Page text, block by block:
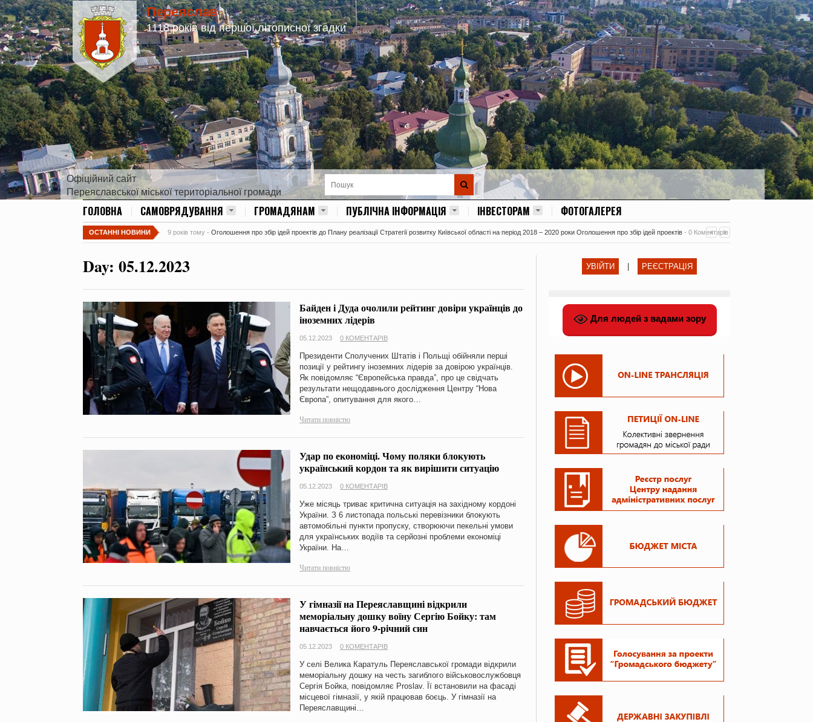
Переяслав
1118 років від першої літописної згадки
Офіційний сайт
Переяславської міської територіальної громади
ГОЛОВНА САМОВРЯДУВАННЯ ГРОМАДЯНАМ ПУБЛІЧНА ІНФОРМАЦІЯ ІНВЕСТОРАМ ФОТОГАЛЕРЕЯ
ОСТАННІ НОВИНИ 9 років тому - Оголошення про збір ідей проектів до Плану реалізації Стратегії розвитку Київської області на період 2018 – 2020 роки Оголошення про збір ідей проектів - 0 Коментарів
Day: 05.12.2023
Байден і Дуда очолили рейтинг довіри українців до
іноземних лідерів
05.12.2023 0 КОМЕНТАРІВ
Президенти Сполучених Штатів і Польщі обійняли перші
позиції у рейтингу іноземних лідерів за довірою українців.
Як повідомляє “Європейська правда”, про це свідчать
результати нещодавнього дослідження Центру “Нова
Європа”, опитування для якого…
Читати повністю
Удар по економіці. Чому поляки блокують
український кордон та як вирішити ситуацію
05.12.2023 0 КОМЕНТАРІВ
Уже місяць триває критична ситуація на західному кордоні
України. З 6 листопада польські перевізники блокують
автомобільні пункти пропуску, створюючи пекельні умови
для українських водіїв та серйозні проблеми економіці
України. На…
Читати повністю
У гімназії на Переяславщині відкрили
меморіальну дошку воїну Сергію Бойку: там
навчається його 9-річний син
05.12.2023 0 КОМЕНТАРІВ
У селі Велика Каратуль Переяславської громади відкрили
меморіальну дошку на честь загиблого військовослужбовця
Сергія Бойка, повідомляє Proslav. Її встановили на фасаді
місцевої гімназії, у якій працював боєць. У гімназії на
Переяславщині…
УВІЙТИ РЕЄСТРАЦІЯ
Для людей з вадами зору